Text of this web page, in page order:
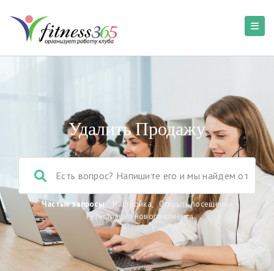
Удалить Продажу
Частые запросы: Настройка, Открыть посещение
Регистрация нового клиента